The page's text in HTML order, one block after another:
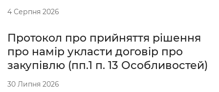
4 Серпня 2026
Протокол про прийняття рішення
про намір укласти договір про
закупівлю (пп.1 п. 13 Особливостей)
30 Липня 2026